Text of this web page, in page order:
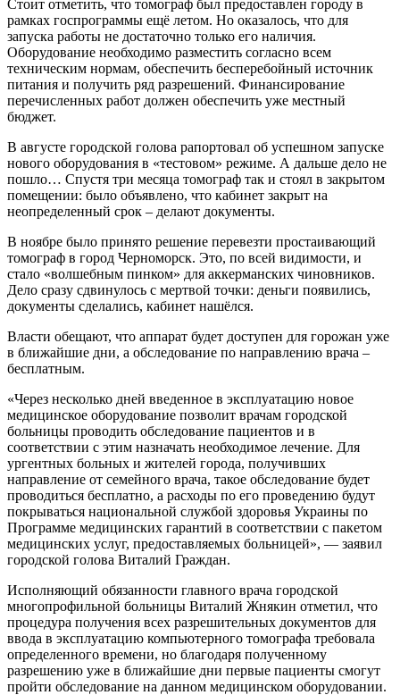
Стоит отметить, что томограф был предоставлен городу в
рамках госпрограммы ещё летом. Но оказалось, что для
запуска работы не достаточно только его наличия.
Оборудование необходимо разместить согласно всем
техническим нормам, обеспечить бесперебойный источник
питания и получить ряд разрешений. Финансирование
перечисленных работ должен обеспечить уже местный
бюджет.
В августе городской голова рапортовал об успешном запуске
нового оборудования в «тестовом» режиме. А дальше дело не
пошло… Спустя три месяца томограф так и стоял в закрытом
помещении: было объявлено, что кабинет закрыт на
неопределенный срок – делают документы.
В ноябре было принято решение перевезти простаивающий
томограф в город Черноморск. Это, по всей видимости, и
стало «волшебным пинком» для аккерманских чиновников.
Дело сразу сдвинулось с мертвой точки: деньги появились,
документы сделались, кабинет нашёлся.
Власти обещают, что аппарат будет доступен для горожан уже
в ближайшие дни, а обследование по направлению врача –
бесплатным.
«Через несколько дней введенное в эксплуатацию новое
медицинское оборудование позволит врачам городской
больницы проводить обследование пациентов и в
соответствии с этим назначать необходимое лечение. Для
ургентных больных и жителей города, получивших
направление от семейного врача, такое обследование будет
проводиться бесплатно, а расходы по его проведению будут
покрываться национальной службой здоровья Украины по
Программе медицинских гарантий в соответствии с пакетом
медицинских услуг, предоставляемых больницей», — заявил
городской голова Виталий Граждан.
Исполняющий обязанности главного врача городской
многопрофильной больницы Виталий Жнякин отметил, что
процедура получения всех разрешительных документов для
ввода в эксплуатацию компьютерного томографа требовала
определенного времени, но благодаря полученному
разрешению уже в ближайшие дни первые пациенты смогут
пройти обследование на данном медицинском оборудовании.